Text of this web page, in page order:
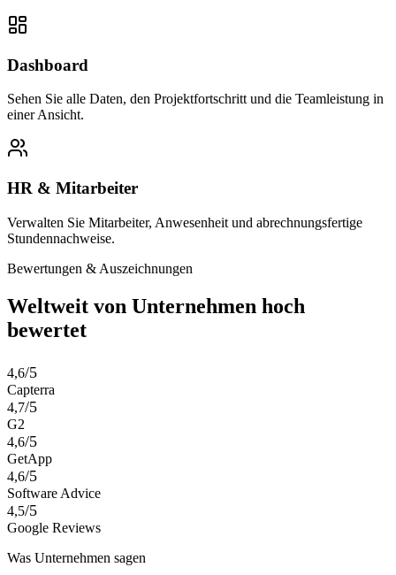
Dashboard
Sehen Sie alle Daten, den Projektfortschritt und die Teamleistung in
einer Ansicht.
HR & Mitarbeiter
Verwalten Sie Mitarbeiter, Anwesenheit und abrechnungsfertige
Stundennachweise.
Bewertungen & Auszeichnungen
Weltweit von Unternehmen hoch
bewertet
4,6/5
Capterra
4,7/5
G2
4,6/5
GetApp
4,6/5
Software Advice
4,5/5
Google Reviews
Was Unternehmen sagen